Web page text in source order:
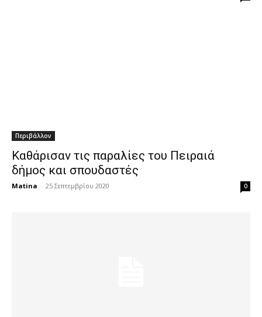
Περιβάλλον
Καθάρισαν τις παραλίες του Πειραιά
δήμος και σπουδαστές
Matina - 25 Σεπτεμβρίου 2020 0